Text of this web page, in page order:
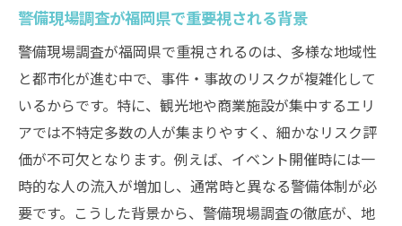
警備現場調査が福岡県で重要視される背景
警備現場調査が福岡県で重視されるのは、多様な地域性
と都市化が進む中で、事件・事故のリスクが複雑化して
いるからです。特に、観光地や商業施設が集中するエリ
アでは不特定多数の人が集まりやすく、細かなリスク評
価が不可欠となります。例えば、イベント開催時には一
時的な人の流入が増加し、通常時と異なる警備体制が必
要です。こうした背景から、警備現場調査の徹底が、地